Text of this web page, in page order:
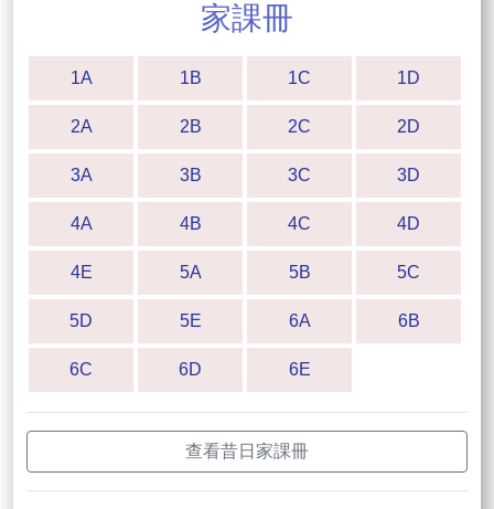
家課冊
1A 1B 1C 1D
2A 2B 2C 2D
3A 3B 3C 3D
4A 4B 4C 4D
4E 5A 5B 5C
5D 5E 6A 6B
6C 6D 6E
查看昔日家課冊